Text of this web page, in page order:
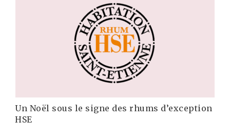
Un Noël sous le signe des rhums d’exception
HSE